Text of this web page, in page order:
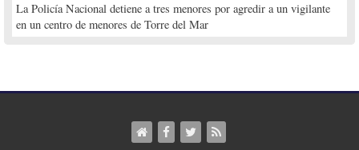
La Policía Nacional detiene a tres menores por agredir a un vigilante
en un centro de menores de Torre del Mar